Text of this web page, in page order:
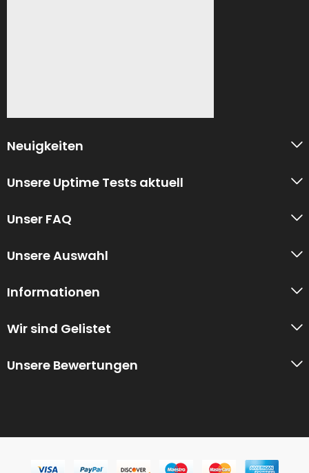
Neuigkeiten
Unsere Uptime Tests aktuell
Unser FAQ
Unsere Auswahl
Informationen
Wir sind Gelistet
Unsere Bewertungen